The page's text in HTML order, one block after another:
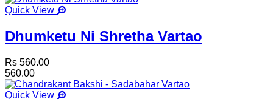
Quick View
Dhumketu Ni Shretha Vartao
Rs 560.00
560.00
Quick View